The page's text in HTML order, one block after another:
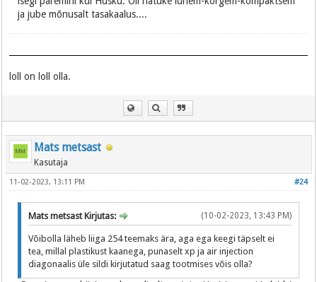
ja jube mõnusalt tasakaalus....
loll on loll olla.
Mats metsast
Kasutaja
#24
11-02-2023, 13:11 PM
(10-02-2023, 13:43 PM)
Mats metsast Kirjutas:
Võibolla läheb liiga 254 teemaks ära, aga ega keegi täpselt ei
tea, millal plastikust kaanega, punaselt xp ja air injection
diagonaalis üle sildi kirjutatud saag tootmises võis olla?